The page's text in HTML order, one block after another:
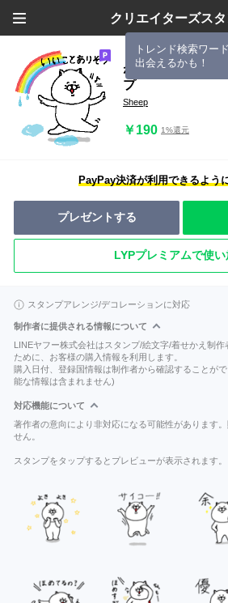
クリエイターズス
トレンド検索ワー
出会えるかも！
ねこ好きさんの為
プ
Sheep
￥190 1%還元
PayPay決済が利用できるよう
プレゼントする
LYPプレミアムで使い
スタンプアレンジ/デコレーションに対応
制作者に提供される情報について
LINEヤフー株式会社はスタンプ/絵文字/着せかえ制
ために、お客様の購入情報を利用します。
購入日付、登録国情報は制作者から確認することが
能な情報は含まれません)
対応機能について
著作者の意向により非対応になる可能性があります
せん。
スタンプをタップするとプレビューが表示されます。